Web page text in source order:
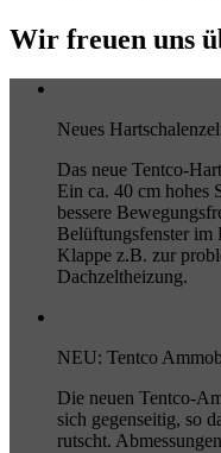
Wir freuen uns
Neues
Das neue Tentco-
Ein ca. 40 cm hohes
bessere
Belüftungsfenster im
Klappe z.B. zur
Dachzeltheizung.
NEU: Tentco
Die neuen Tentco-
sich gegenseitig, so
rutscht.